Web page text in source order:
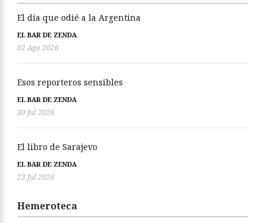
El día que odié a la Argentina
EL BAR DE ZENDA
02 Ago 2026
Esos reporteros sensibles
EL BAR DE ZENDA
30 Jul 2026
El libro de Sarajevo
EL BAR DE ZENDA
23 Jul 2026
Hemeroteca